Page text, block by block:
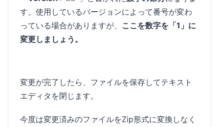
す。使用しているバージョンによって番号が変わ
っている場合がありますが、 ここを数字を「1」に
変更しましょう。
変更が完了したら、ファイルを保存してテキスト
エディタを閉じます。
今度は変更済みのファイルをZip形式に変換しなく